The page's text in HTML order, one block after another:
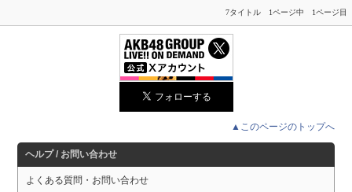
7タイトル 1ページ中 1ページ目
▲このページのトップへ
ヘルプ / お問い合わせ
よくある質問・お問い合わせ